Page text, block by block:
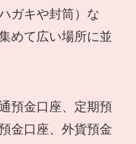
ガキや封筒）な
めて広い場所に並
預金口座、定期預
金口座、外貨預金